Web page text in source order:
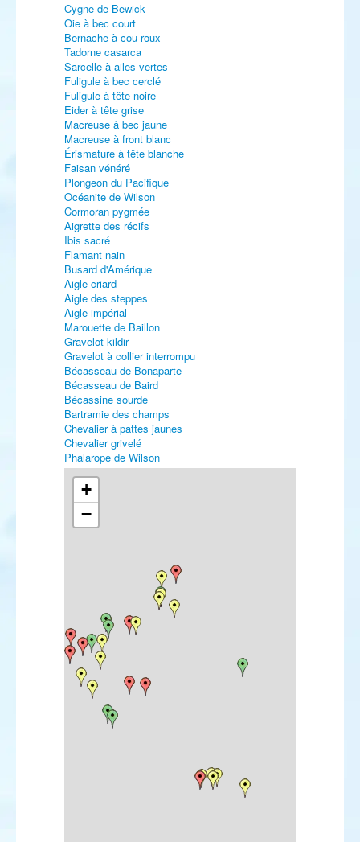
Cygne de Bewick
Oie à bec court
Bernache à cou roux
Tadorne casarca
Sarcelle à ailes vertes
Fuligule à bec cerclé
Fuligule à tête noire
Eider à tête grise
Macreuse à bec jaune
Macreuse à front blanc
Érismature à tête blanche
Faisan vénéré
Plongeon du Pacifique
Océanite de Wilson
Cormoran pygmée
Aigrette des récifs
Ibis sacré
Flamant nain
Busard d'Amérique
Aigle criard
Aigle des steppes
Aigle impérial
Marouette de Baillon
Gravelot kildir
Gravelot à collier interrompu
Bécasseau de Bonaparte
Bécasseau de Baird
Bécassine sourde
Bartramie des champs
Chevalier à pattes jaunes
Chevalier grivelé
Phalarope de Wilson
Mouette de Ross
Sterne élégante
Sterne de Forster
Sterne de Dougall
Tourterelle orientale
Bergeronnette orientale
Rougequeue de Moussier
Tarier de Sibérie
Traquet isabelle
Traquet du désert
Rousserolle des buissons
Pouillot boréal
Pouillot de Schwarz
Gobemouche à collier
Pie-grièche brune
Etourneau roselin
+
−